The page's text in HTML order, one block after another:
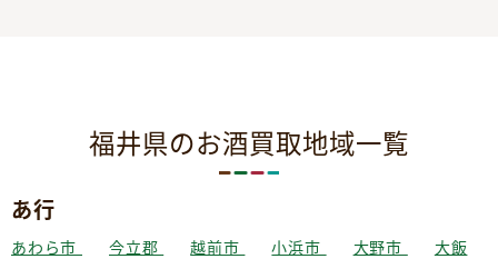
福井県のお酒買取地域一覧
あ行
あわら市 今立郡 越前市 小浜市 大野市
大飯